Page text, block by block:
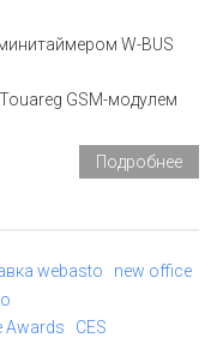
W-BUS
GSM-модулем
Подробнее
webasto
new office
Awards
CES